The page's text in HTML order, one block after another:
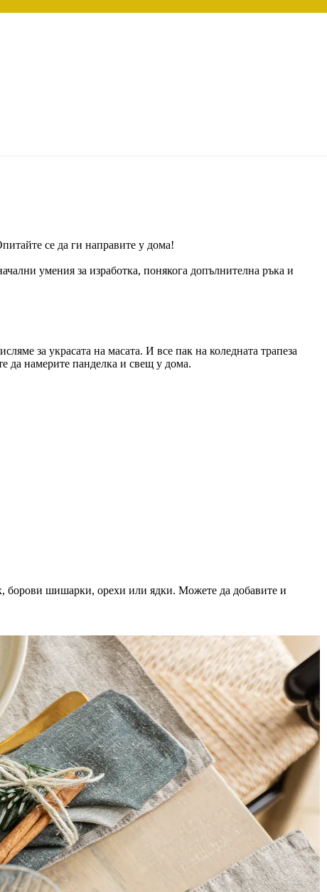
се да ги направите у дома!
умения за изработка, понякога допълнителна ръка и
за украсата на масата. И все пак на коледната трапеза
да намерите панделка и свещ у дома.
борови шишарки, орехи или ядки. Можете да добавите и